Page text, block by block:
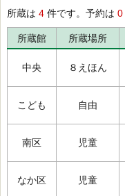
所蔵は 4 件です。予約は 0
所蔵館 所蔵場所
中央 ８えほん
こども 自由
南区 児童
なか区 児童